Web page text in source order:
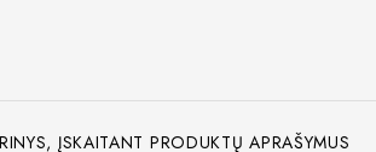
ĮSKAITANT PRODUKTŲ APRAŠYMUS